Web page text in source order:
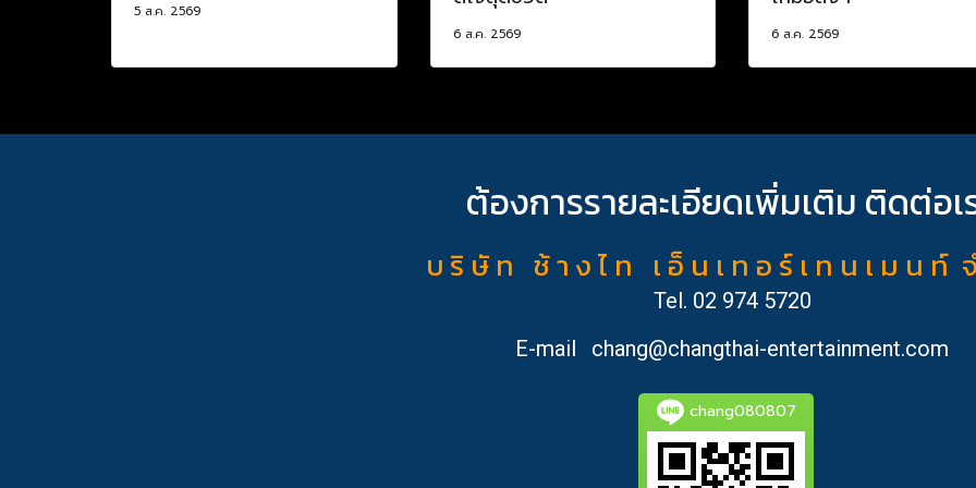
5 ส.ค. 2569
6 ส.ค. 2569 6 ส.ค. 2569
ต้องการรายละเอียดเพิ่มเติม ติดต่อเ
บ ริ ษั ท ช้ า ง ไ ท เ อ็ น เ ท อ ร์ เ ท น เ ม น ท์
Tel. 02 974 5720
E-mail
chang@changthai-entertainment.com
chang080807